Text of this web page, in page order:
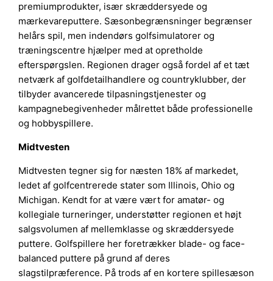
premiumprodukter, især skræddersyede og
mærkevareputtere. Sæsonbegrænsninger begrænser
helårs spil, men indendørs golfsimulatorer og
træningscentre hjælper med at opretholde
efterspørgslen. Regionen drager også fordel af et tæt
netværk af golfdetailhandlere og countryklubber, der
tilbyder avancerede tilpasningstjenester og
kampagnebegivenheder målrettet både professionelle
og hobbyspillere.
Midtvesten
Midtvesten tegner sig for næsten 18% af markedet,
ledet af golfcentrerede stater som Illinois, Ohio og
Michigan. Kendt for at være vært for amatør- og
kollegiale turneringer, understøtter regionen et højt
salgsvolumen af mellemklasse og skræddersyede
puttere. Golfspillere her foretrækker blade- og face-
balanced puttere på grund af deres
slagstilpræference. På trods af en kortere spillesæson